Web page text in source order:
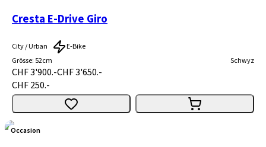
Cresta E-Drive Giro
City / Urban
E-Bike
Grösse: 52cm Schwyz
CHF 3'900.-CHF 3'650.-
CHF 250.-
Occasion